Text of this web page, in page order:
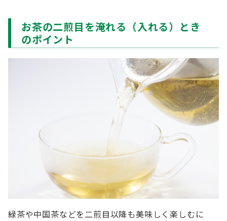
お茶の二煎目を淹れる（入れる）とき
のポイント
緑茶や中国茶などを二煎目以降も美味しく楽しむに